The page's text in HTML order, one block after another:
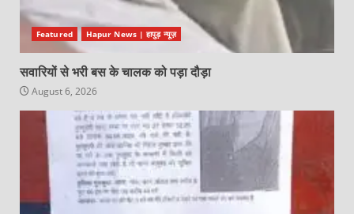
Featured Hapur News | हापुड़ न्यूज़
सवारियों से भरी बस के चालक को पड़ा दौड़ा
August 6, 2026